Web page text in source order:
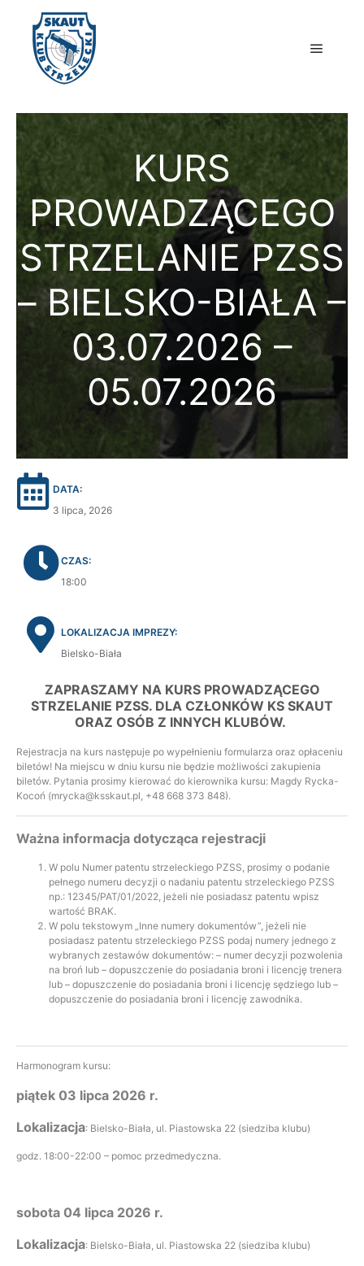
KURS
PROWADZĄCEGO
STRZELANIE PZSS
– BIELSKO-BIAŁA –
03.07.2026 –
05.07.2026
DATA:
3 lipca, 2026
CZAS:
18:00
LOKALIZACJA IMPREZY:
Bielsko-Biała
ZAPRASZAMY NA KURS PROWADZĄCEGO
STRZELANIE PZSS. DLA CZŁONKÓW KS SKAUT
ORAZ OSÓB Z INNYCH KLUBÓW.
Rejestracja na kurs następuje po wypełnieniu formularza oraz opłaceniu
biletów! Na miejscu w dniu kursu nie będzie możliwości zakupienia
biletów. Pytania prosimy kierować do kierownika kursu: Magdy Rycka-
Kocoń (mrycka@ksskaut.pl, +48 668 373 848).
Ważna informacja dotycząca rejestracji
W polu Numer patentu strzeleckiego PZSS, prosimy o podanie
pełnego numeru decyzji o nadaniu patentu strzeleckiego PZSS
np.: 12345/PAT/01/2022, jeżeli nie posiadasz patentu wpisz
wartość BRAK.
W polu tekstowym „Inne numery dokumentów”, jeżeli nie
posiadasz patentu strzeleckiego PZSS podaj numery jednego z
wybranych zestawów dokumentów: – numer decyzji pozwolenia
na broń lub – dopuszczenie do posiadania broni i licencję trenera
lub – dopuszczenie do posiadania broni i licencję sędziego lub –
dopuszczenie do posiadania broni i licencję zawodnika.
Harmonogram kursu:
piątek 03 lipca 2026 r.
Lokalizacja: Bielsko-Biała, ul. Piastowska 22 (siedziba klubu)
godz. 18:00-22:00 – pomoc przedmedyczna.
sobota 04 lipca 2026 r.
Lokalizacja: Bielsko-Biała, ul. Piastowska 22 (siedziba klubu)